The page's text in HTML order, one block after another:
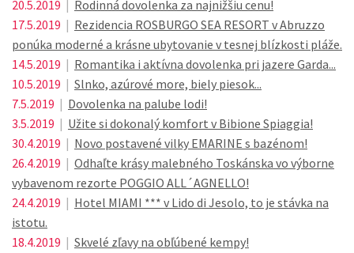
20.5.2019 | Rodinná dovolenka za najnižšiu cenu!
17.5.2019 | Rezidencia ROSBURGO SEA RESORT v Abruzzo
ponúka moderné a krásne ubytovanie v tesnej blízkosti pláže.
14.5.2019 | Romantika i aktívna dovolenka pri jazere Garda...
10.5.2019 | Slnko, azúrové more, biely piesok...
7.5.2019 | Dovolenka na palube lodi!
3.5.2019 | Užite si dokonalý komfort v Bibione Spiaggia!
30.4.2019 | Novo postavené vilky EMARINE s bazénom!
26.4.2019 | Odhaľte krásy malebného Toskánska vo výborne
vybavenom rezorte POGGIO ALL´AGNELLO!
24.4.2019 | Hotel MIAMI *** v Lido di Jesolo, to je stávka na
istotu.
18.4.2019 | Skvelé zľavy na obľúbené kempy!